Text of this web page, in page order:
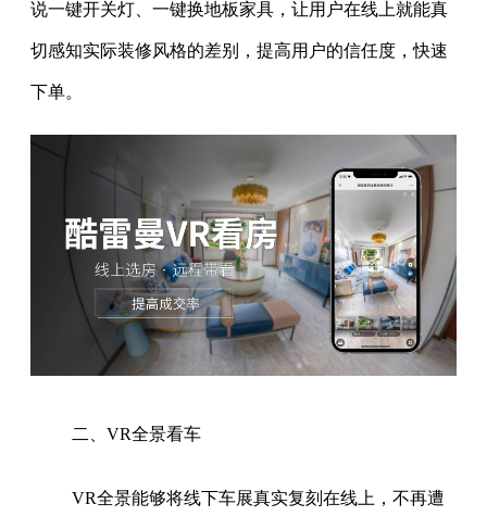
说一键开关灯、一键换地板家具，让用户在线上就能真
切感知实际装修风格的差别，提高用户的信任度，快速
下单。
二、VR全景看车
VR全景能够将线下车展真实复刻在线上，不再遭